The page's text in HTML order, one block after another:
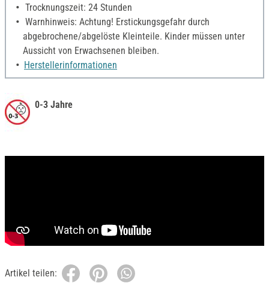
Trocknungszeit: 24 Stunden
Warnhinweis: Achtung! Erstickungsgefahr durch
abgebrochene/abgelöste Kleinteile. Kinder müssen unter
Aussicht von Erwachsenen bleiben.
Herstellerinformationen
0-3 Jahre
Artikel teilen: